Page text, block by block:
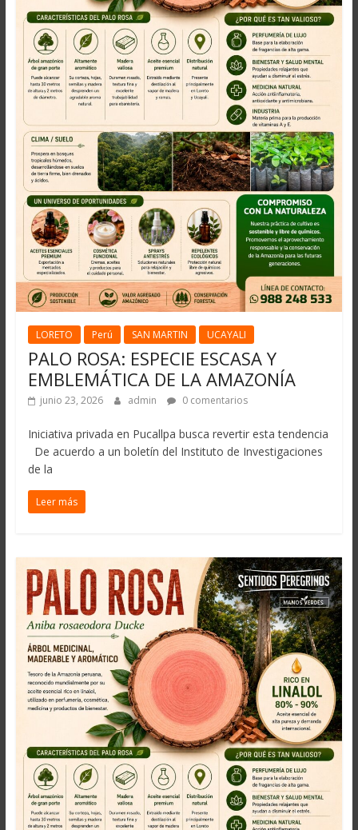
LORETO Perú SAN MARTIN UCAYALI
PALO ROSA: ESPECIE ESCASA Y
EMBLEMÁTICA DE LA AMAZONÍA
junio 23, 2026 admin 0 comentarios
Iniciativa privada en Pucallpa busca revertir esta tendencia
De acuerdo a un boletín del Instituto de Investigaciones
de la
Leer más